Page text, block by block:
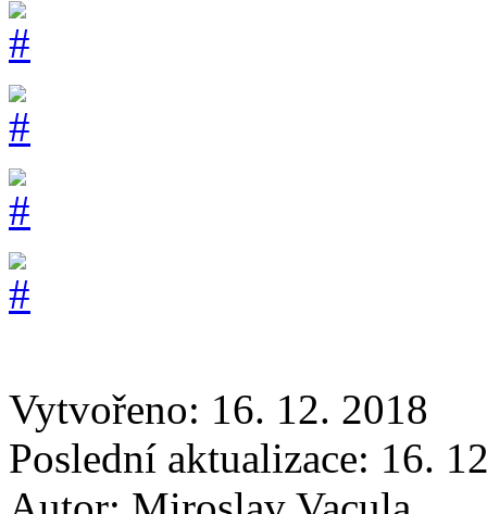
Vytvořeno: 16. 12. 2018
Poslední aktualizace: 16.